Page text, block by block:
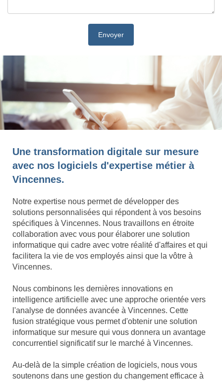
Une transformation digitale sur mesure
avec nos logiciels d'expertise métier à
Vincennes.
Notre expertise nous permet de développer des
solutions personnalisées qui répondent à vos besoins
spécifiques à Vincennes. Nous travaillons en étroite
collaboration avec vous pour élaborer une solution
informatique qui cadre avec votre réalité d'affaires et qui
facilitera la vie de vos employés ainsi que la vôtre à
Vincennes.
Nous combinons les dernières innovations en
intelligence artificielle avec une approche orientée vers
l'analyse de données avancée à Vincennes. Cette
fusion stratégique vous permet d'obtenir une solution
informatique sur mesure qui vous donnera un avantage
concurrentiel significatif sur le marché à Vincennes.
Au-delà de la simple création de logiciels, nous vous
soutenons dans une gestion du changement efficace à